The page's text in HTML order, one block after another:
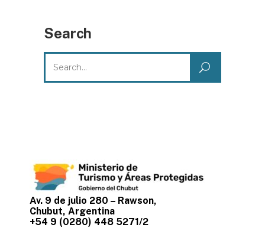
Search
Search
for:
Av. 9 de julio 280 – Rawson,
Chubut, Argentina
+54 9 (0280) 448 5271/2